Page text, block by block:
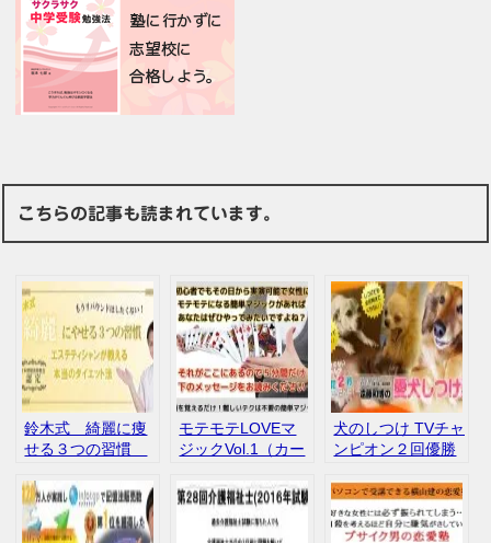
こちらの記事も読まれています。
鈴木式 綺麗に痩
せる３つの習慣
口コミ 評判
モテモテLOVEマ
ジックVol.1（カー
ハーレム・ケイ
口コミ 評判 イ
ンフォトップ
犬のしつけ TVチャ
ンピオン２回優勝
しつけ講座 インフ
ォトップ 口コ
ミ 評判